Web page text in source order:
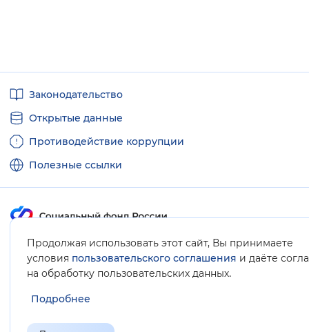
Продолжая использовать этот сайт, Вы принимаете
условия пользовательского соглашения и даёте
на обработку пользовательских данных.
Подробнее
ссылкиЗаконодательство
Открытые данные
Противодействие коррупции
Полезные ссылки
Карта сайта